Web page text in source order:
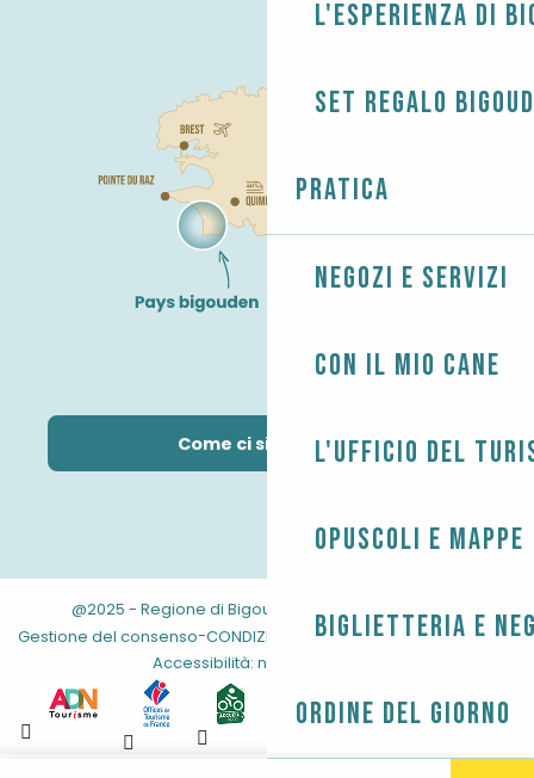
L'esperienza di
Set regalo
Pratica
Negozi e servizi
Con il mio cane
L'Ufficio del
Opuscoli e mappe
Biglietteria e
Ordine del giorno
Come ci si arriva?
@2025 - Regione di Bigouden Informazioni legali -
Gestione del consenso-CONDIZIONI GENERALI -Mappa del sito -
Accessibilità: non conforme